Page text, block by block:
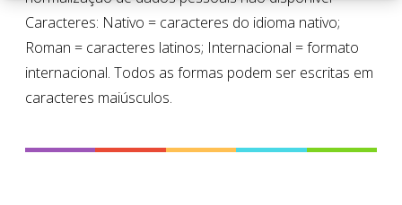
Caracteres: Nativo = caracteres do idioma nativo;
Roman = caracteres latinos; Internacional = formato
internacional. Todos as formas podem ser escritas em
caracteres maiúsculos.